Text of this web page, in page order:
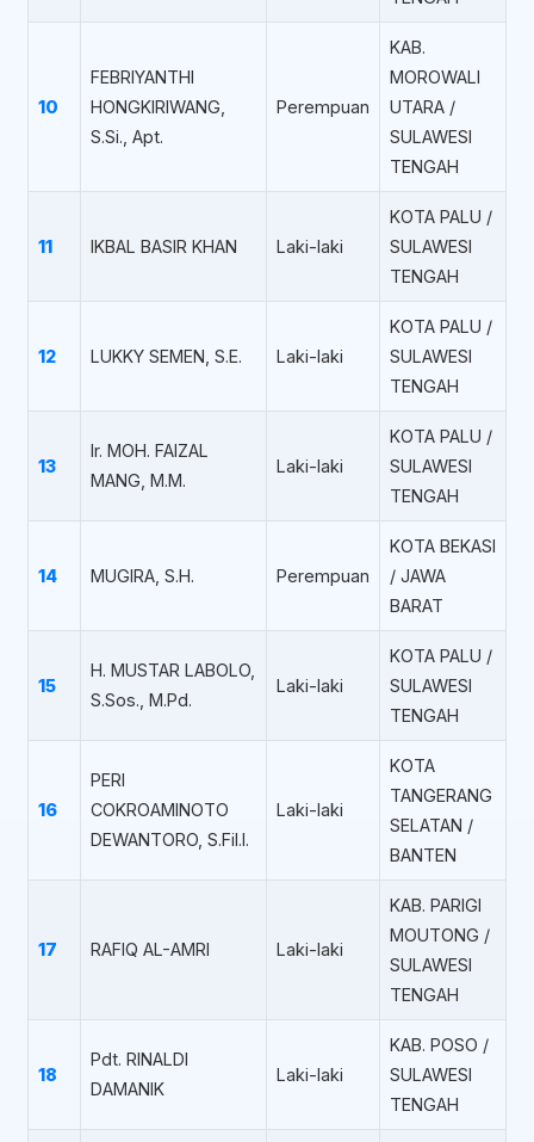
10
FEBRIYANTHI
HONGKIRIWANG,
S.Si., Apt.
Perempuan
KAB.
MOROWALI
UTARA /
SULAWESI
TENGAH
11 IKBAL BASIR KHAN Laki-laki
KOTA PALU /
SULAWESI
TENGAH
12 LUKKY SEMEN, S.E. Laki-laki
KOTA PALU /
SULAWESI
TENGAH
13
Ir. MOH. FAIZAL
MANG, M.M.
Laki-laki
KOTA PALU /
SULAWESI
TENGAH
14 MUGIRA, S.H. Perempuan
KOTA BEKASI
/ JAWA
BARAT
15
H. MUSTAR LABOLO,
S.Sos., M.Pd.
Laki-laki
KOTA PALU /
SULAWESI
TENGAH
16
PERI
COKROAMINOTO
DEWANTORO, S.Fil.I.
Laki-laki
KOTA
TANGERANG
SELATAN /
BANTEN
17 RAFIQ AL-AMRI Laki-laki
KAB. PARIGI
MOUTONG /
SULAWESI
TENGAH
18
Pdt. RINALDI
DAMANIK
Laki-laki
KAB. POSO /
SULAWESI
TENGAH